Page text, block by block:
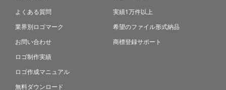
よくある質問
業界別ロゴマーク
お問い合わせ
ロゴ制作実績
ロゴ作成マニュアル
無料ダウンロード
実績1万件以上
希望のファイル形式納品
商標登録サポート